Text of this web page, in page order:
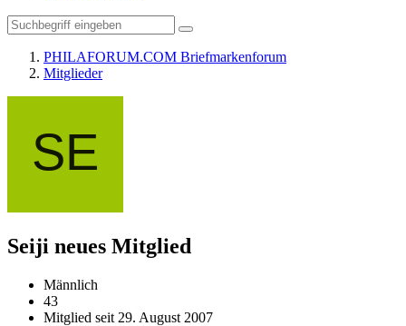
PHILAFORUM.COM Briefmarkenforum
Mitglieder
Seiji neues Mitglied
Männlich
43
Mitglied seit 29. August 2007